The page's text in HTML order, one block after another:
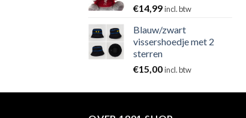
€14,99incl. btw
Blauw/zwart
vissershoedje met 2
sterren
€15,00incl. btw